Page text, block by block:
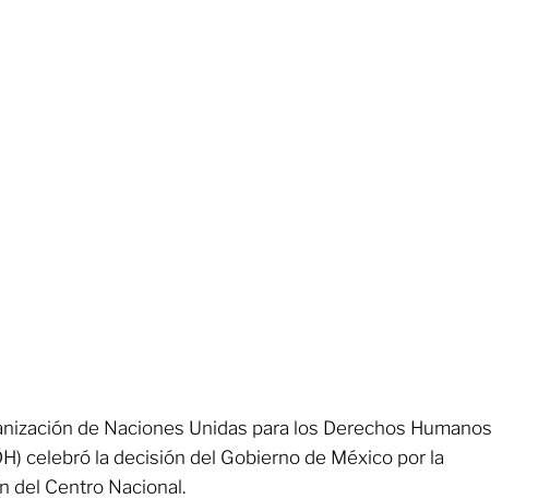
de Naciones Unidas para los Derechos Humanos
celebró la decisión del Gobierno de México por la
del Centro Nacional.